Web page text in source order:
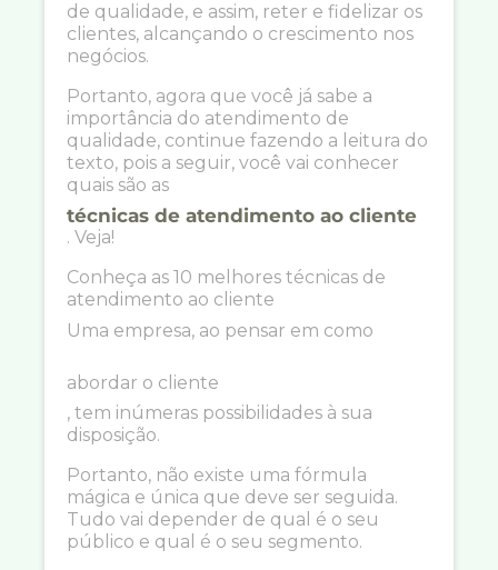
de qualidade, e assim, reter e fidelizar os
clientes, alcançando o crescimento nos
negócios.
Portanto, agora que você já sabe a
importância do atendimento de
qualidade, continue fazendo a leitura do
texto, pois a seguir, você vai conhecer
quais são as
técnicas de atendimento ao cliente
. Veja!
Conheça as 10 melhores técnicas de
atendimento ao cliente
Uma empresa, ao pensar em como
abordar o cliente
, tem inúmeras possibilidades à sua
disposição.
Portanto, não existe uma fórmula
mágica e única que deve ser seguida.
Tudo vai depender de qual é o seu
público e qual é o seu segmento.